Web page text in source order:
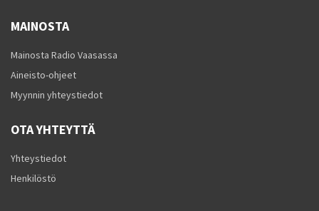
MAINOSTA
Mainosta Radio Vaasassa
Aineisto-ohjeet
Myynnin yhteystiedot
OTA YHTEYTTÄ
Yhteystiedot
Henkilöstö